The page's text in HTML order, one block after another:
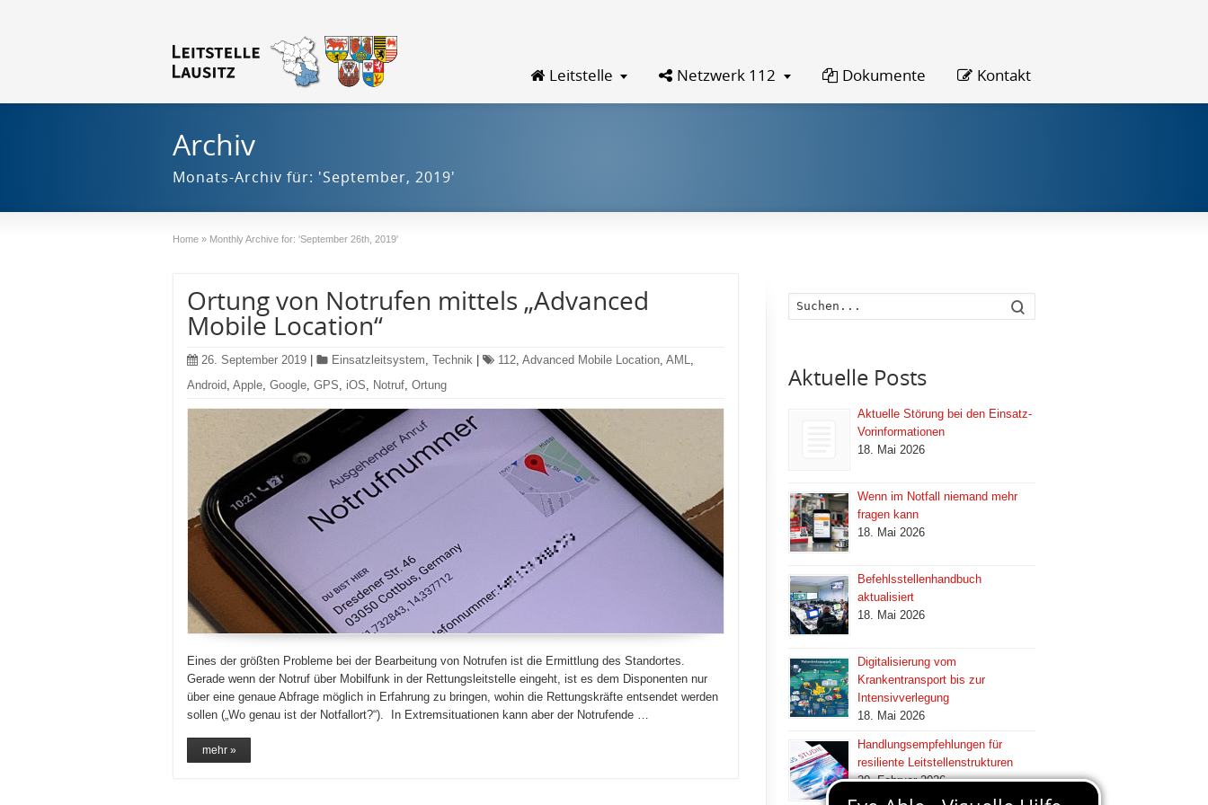
Leitstelle Netzwerk 112 Dokumente Kontakt
Archiv
Monats-Archiv für: 'September, 2019'
Home » Monthly Archive for: 'September 26th, 2019'
Ortung von Notrufen mittels „Advanced
Mobile Location“
26. September 2019 Einsatzleitsystem, Technik 112, Advanced Mobile Location, AML,
Android, Apple, Google, GPS, iOS, Notruf, Ortung
Eines der größten Probleme bei der Bearbeitung von Notrufen ist die Ermittlung des Standortes.
Gerade wenn der Notruf über Mobilfunk in der Rettungsleitstelle eingeht, ist es dem Disponenten nur
über eine genaue Abfrage möglich in Erfahrung zu bringen, wohin die Rettungskräfte entsendet werden
sollen („Wo genau ist der Notfallort?“). In Extremsituationen kann aber der Notrufende …
mehr »
Aktuelle Posts
Aktuelle Störung bei den Einsatz-
Vorinformationen
18. Mai 2026
Wenn im Notfall niemand mehr
fragen kann
18. Mai 2026
Befehlsstellenhandbuch
aktualisiert
18. Mai 2026
Digitalisierung vom
Krankentransport bis zur
Intensivverlegung
18. Mai 2026
Handlungsempfehlungen für
resiliente Leitstellenstrukturen
20. Februar 2026